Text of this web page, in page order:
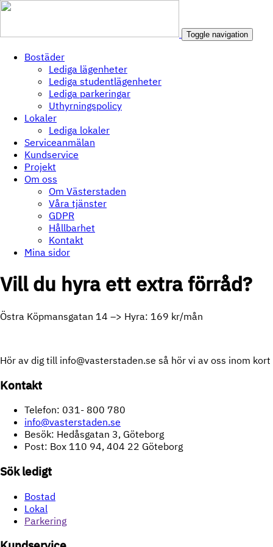
Toggle navigation
Bostäder
Lediga lägenheter
Lediga studentlägenheter
Lediga parkeringar
Uthyrningspolicy
Lokaler
Lediga lokaler
Serviceanmälan
Kundservice
Projekt
Om oss
Om Västerstaden
Våra tjänster
GDPR
Hållbarhet
Kontakt
Mina sidor
Vill du hyra ett extra förråd?
Östra Köpmansgatan 14 –> Hyra: 169 kr/mån
Hör av dig till info@vasterstaden.se så hör vi av oss inom kort
Kontakt
Telefon: 031- 800 780
info@vasterstaden.se
Besök: Hedåsgatan 3, Göteborg
Post: Box 110 94, 404 22 Göteborg
Sök ledigt
Bostad
Lokal
Parkering